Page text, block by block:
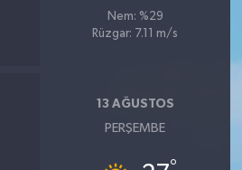
Nem: %29
Rüzgar: 7.11 m/s
13 AĞUSTOS
PERŞEMBE